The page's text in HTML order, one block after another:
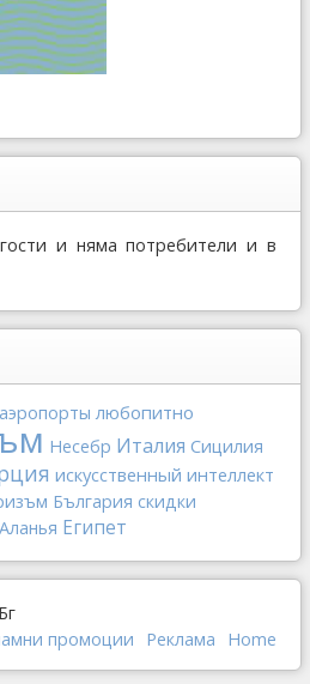
и няма потребители и в
аэропорты любопитно
Несебр Италия Сицилия
искусственный интеллект
България скидки
Аланья Египет
промоции Реклама Home